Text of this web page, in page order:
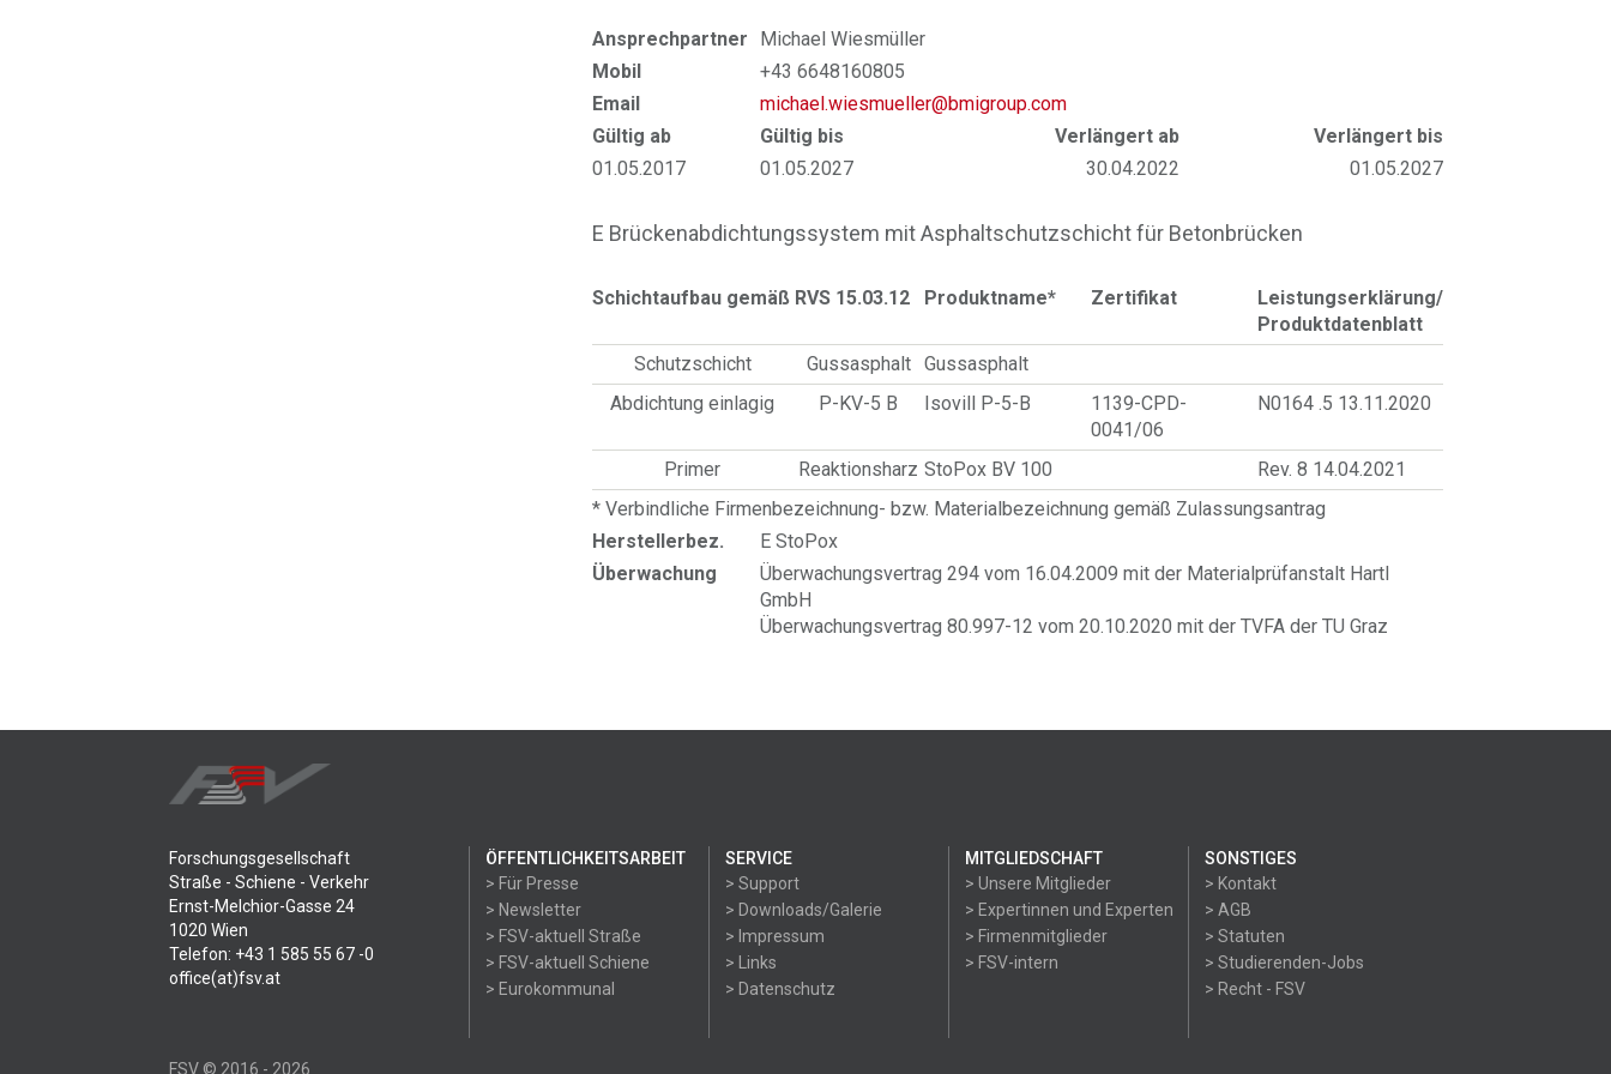
Ansprechpartner
Michael Wiesmüller
Mobil
+43 6648160805
Email
michael.wiesmueller@bmigroup.com
Gültig ab
Gültig bis Verlängert ab
Verlängert bis
01.05.2017
01.05.2027 30.04.2022 01.05.2027
E Brückenabdichtungssystem mit Asphaltschutzschicht für Betonbrücken
Schichtaufbau gemäß RVS 15.03.12 Produktname* Zertifikat
Leistungserklärung/
Produktdatenblatt
Schutzschicht
Gussasphalt
Gussasphalt
Abdichtung einlagig
P-KV-5 B Isovill P-5-B
1139-CPD-
0041/06
N0164 .5 13.11.2020
Primer Reaktionsharz StoPox BV 100
Rev. 8 14.04.2021
* Verbindliche Firmenbezeichnung- bzw. Materialbezeichnung gemäß Zulassungsantrag
Herstellerbez.
E StoPox
Überwachung
Überwachungsvertrag 294 vom 16.04.2009 mit der Materialprüfanstalt Hartl
GmbH
Überwachungsvertrag 80.997-12 vom 20.10.2020 mit der TVFA der TU Graz
Forschungsgesellschaft
Straße - Schiene - Verkehr
Ernst-Melchior-Gasse 24
1020 Wien
Telefon: +43 1 585 55 67 -0
office(at)fsv.at
ÖFFENTLICHKEITSARBEIT
> Für Presse
> Newsletter
> FSV-aktuell Straße
> FSV-aktuell Schiene
> Eurokommunal
SERVICE
> Support
> Downloads/Galerie
> Impressum
> Links
> Datenschutz
MITGLIEDSCHAFT
> Unsere Mitglieder
> Expertinnen und Experten
> Firmenmitglieder
> FSV-intern
SONSTIGES
> Kontakt
> AGB
> Statuten
> Studierenden-Jobs
> Recht - FSV
FSV © 2016 - 2026